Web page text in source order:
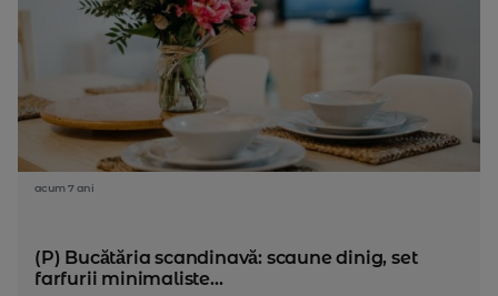
acum 7 ani
(P) Bucătăria scandinavă: scaune dinig, set
farfurii minimaliste...